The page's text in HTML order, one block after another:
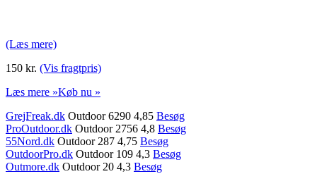
(Læs mere)
150 kr. (Vis fragtpris)
Læs mere »Køb nu »
GrejFreak.dk Outdoor 6290 4,85 Besøg
ProOutdoor.dk Outdoor 2756 4,8 Besøg
55Nord.dk Outdoor 287 4,75 Besøg
OutdoorPro.dk Outdoor 109 4,3 Besøg
Outmore.dk Outdoor 20 4,3 Besøg